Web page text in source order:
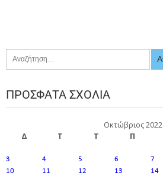
ΠΡΌΣΦΑΤΑ ΣΧΌΛΙΑ
Οκτώβριος 2022
Δ
Τ Τ Π
3 4 5 6 7
10 11 12 13 14